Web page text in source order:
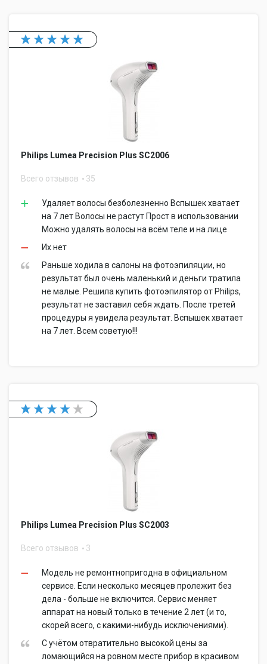
Philips Lumea Precision Plus SC2006
Всего отзывов 35
Удаляет волосы безболезненно Вспышек хватает
на 7 лет Волосы не растут Прост в использовании
Можно удалять волосы на всём теле и на лице
Их нет
Раньше ходила в салоны на фотоэпиляции, но
результат был очень маленький и деньги тратила
не малые. Решила купить фотоэпилятор от Philips,
результат не заставил себя ждать. После третей
процедуры я увидела результат. Вспышек хватает
на 7 лет. Всем советую!!!
Philips Lumea Precision Plus SC2003
Всего отзывов 3
Модель не ремонтнопригодна в официальном
сервисе. Если несколько месяцев пролежит без
дела - больше не включится. Сервис меняет
аппарат на новый только в течение 2 лет (и то,
скорей всего, с какими-нибудь исключениями).
С учётом отвратительно высокой цены за
ломающийся на ровном месте прибор в красивом